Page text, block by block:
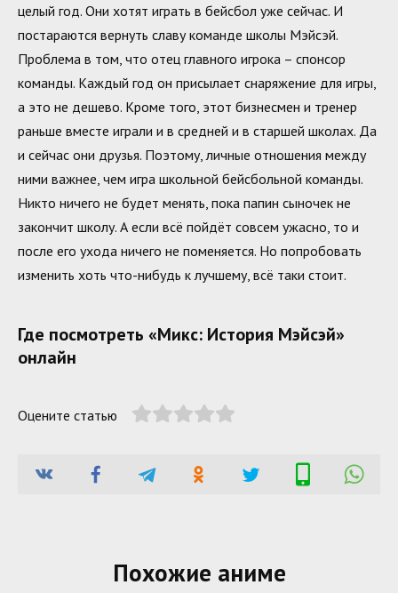
целый год. Они хотят играть в бейсбол уже сейчас. И
постараются вернуть славу команде школы Мэйсэй.
Проблема в том, что отец главного игрока – спонсор
команды. Каждый год он присылает снаряжение для игры,
а это не дешево. Кроме того, этот бизнесмен и тренер
раньше вместе играли и в средней и в старшей школах. Да
и сейчас они друзья. Поэтому, личные отношения между
ними важнее, чем игра школьной бейсбольной команды.
Никто ничего не будет менять, пока папин сыночек не
закончит школу. А если всё пойдёт совсем ужасно, то и
после его ухода ничего не поменяется. Но попробовать
изменить хоть что-нибудь к лучшему, всё таки стоит.
Где посмотреть «Микс: История Мэйсэй»
онлайн
Оцените статью
Похожие аниме